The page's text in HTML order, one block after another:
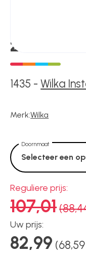
Contact
WILKA
1435 -Wilka
Merk:Wilka
Doornmaat
Selecteer een
Reguliere prijs:
107,01
Uw prijs:
82,99